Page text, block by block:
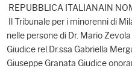
REPUBBLICA ITALIANAIN
Il Tribunale per i minorenni di
nelle persone di Dr. Mario
Giudice rel.Dr.ssa Gabriella
Giuseppe Granata Giudice